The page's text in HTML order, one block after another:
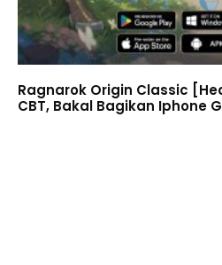
Ragnarok Origin Classic
CBT, Bakal Bagikan Iphone